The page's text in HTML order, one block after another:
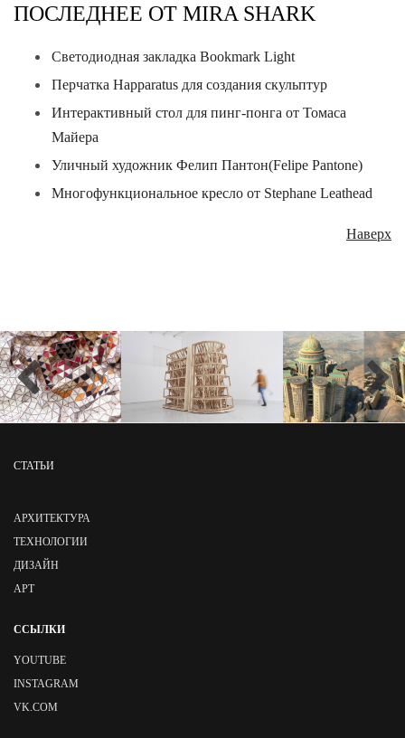
ПОСЛЕДНЕЕ ОТ MIRA SHARK
Светодиодная закладка Bookmark Light
Перчатка Happaratus для создания скульптур
Интерактивный стол для пинг-понга от Томаса
Майера
Уличный художник Фелип Пантон(Felipe Pantone)
Многофункциональное кресло от Stephane Leathead
Наверх
СТАТЬИ
АРХИТЕКТУРА
ТЕХНОЛОГИИ
ДИЗАЙН
АРТ
ССЫЛКИ
YOUTUBE
INSTAGRAM
VK.COM